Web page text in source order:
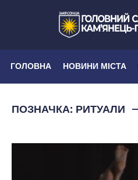
ГОЛОВНА НОВИНИ МІСТА
ПОЗНАЧКА: РИТУАЛИ